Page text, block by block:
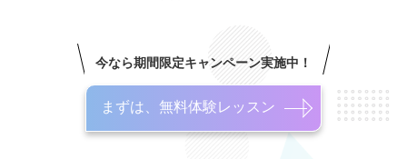
今なら期間限定キャンペーン実施中！
まずは、無料体験レッスン